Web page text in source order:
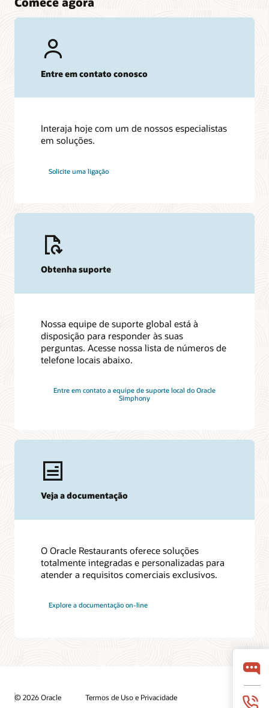
Entre em contato conosco
Interaja hoje com um de nossos especialistas
em soluções.
Solicite uma ligação
Obtenha suporte
Nossa equipe de suporte global está à
disposição para responder às suas
perguntas. Acesse nossa lista de números de
telefone locais abaixo.
Entre em contato a equipe de suporte local do Oracle
Simphony
Veja a documentação
O Oracle Restaurants oferece soluções
totalmente integradas e personalizadas para
atender a requisitos comerciais exclusivos.
Explore a documentação on-line
© 2026 Oracle Termos de Uso e Privacidade